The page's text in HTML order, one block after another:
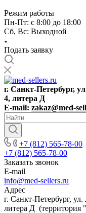
Режим работы
Пн-Пт: с 8:00 до 18:00
Сб, Вс: Выходной
Подать заявку
г. Санкт-Петербург,
4, литера Д
E-mail: zakaz@med-
+7 (812) 565-78-00
+7 (812) 565-78-00
Заказать звонок
E-mail
info@med-sellers.ru
Адрес
г. Санкт-Петербург,
литера Д